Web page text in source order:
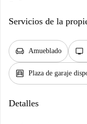
Servicios de la
chair Amueblado tv
garage Plaza de garaje
Detalles